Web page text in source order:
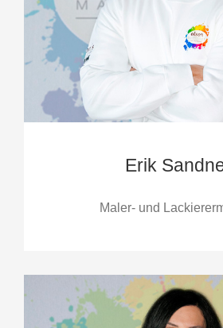
Erik
Maler- und